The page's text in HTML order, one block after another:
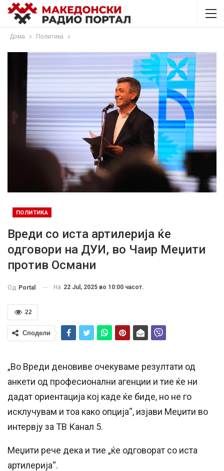
Дома Политика
ПОЛИТИКА
Вреди со иста артилерија ќе
одговори на ДУИ, во Чаир Меџити
против Османи
Од Portal На 22 Jul, 2025 во 10:00 часот.
22
Сподели
„Во Вреди деновиве очекуваме резултати од
анкети од професионални агенции и тие ќе ни
дадат ориентација кој каде ќе биде, но не го
исклучувам и тоа како опција“, изјави Меџити во
интервју за ТВ Канал 5.
Меџити рече дека и тие „ќе одговорат со иста
артилерија“.